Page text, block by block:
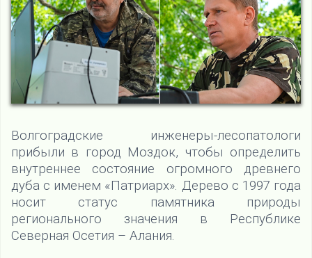
Волгоградские инженеры-лесопатологи
прибыли в город Моздок, чтобы определить
внутреннее состояние огромного древнего
дуба с именем «Патриарх». Дерево с 1997 года
носит статус памятника природы
регионального значения в Республике
Северная Осетия – Алания.